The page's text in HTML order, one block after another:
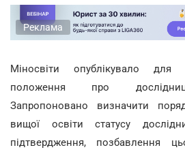
Реклама
Міносвіти опублікувало для
положення про
Запропоновано визначити
вищої освіти статусу
підтвердження, позбавлення